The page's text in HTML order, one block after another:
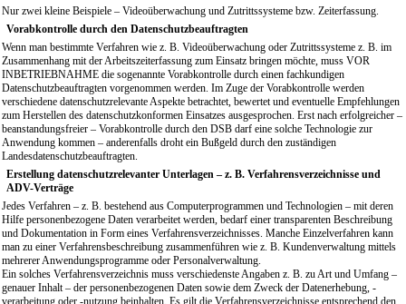
Nur zwei kleine Beispiele – Videoüberwachung und Zutrittssysteme bzw. Zeiterfassung.
Vorabkontrolle durch den Datenschutzbeauftragten
Wenn man bestimmte Verfahren wie z. B. Videoüberwachung oder Zutrittssysteme z. B. im
Zusammenhang mit der Arbeitszeiterfassung zum Einsatz bringen möchte, muss VOR
INBETRIEBNAHME die sogenannte Vorabkontrolle durch einen fachkundigen
Datenschutzbeauftragten vorgenommen werden. Im Zuge der Vorabkontrolle werden
verschiedene datenschutzrelevante Aspekte betrachtet, bewertet und eventuelle Empfehlungen
zum Herstellen des datenschutzkonformen Einsatzes ausgesprochen. Erst nach erfolgreicher –
beanstandungsfreier – Vorabkontrolle durch den DSB darf eine solche Technologie zur
Anwendung kommen – anderenfalls droht ein Bußgeld durch den zuständigen
Landesdatenschutzbeauftragten.
Erstellung datenschutzrelevanter Unterlagen – z. B. Verfahrensverzeichnisse und
ADV-Verträge
Jedes Verfahren – z. B. bestehend aus Computerprogrammen und Technologien – mit deren
Hilfe personenbezogene Daten verarbeitet werden, bedarf einer transparenten Beschreibung
und Dokumentation in Form eines Verfahrensverzeichnisses. Manche Einzelverfahren kann
man zu einer Verfahrensbeschreibung zusammenführen wie z. B. Kundenverwaltung mittels
mehrerer Anwendungsprogramme oder Personalverwaltung.
Ein solches Verfahrensverzeichnis muss verschiedenste Angaben z. B. zu Art und Umfang –
genauer Inhalt – der personenbezogenen Daten sowie dem Zweck der Datenerhebung, -
verarbeitung oder -nutzung beinhalten. Es gilt die Verfahrensverzeichnisse entsprechend den